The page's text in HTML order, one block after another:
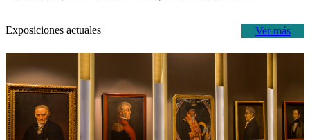
Ver más
Exposiciones actuales